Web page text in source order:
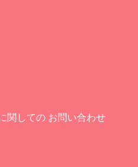
関しての お問い合わせ